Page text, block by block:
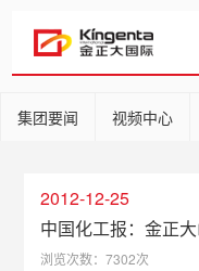
集团要闻 视频中心
2012-12-25
中国化工报：金正
浏览次数：7302次